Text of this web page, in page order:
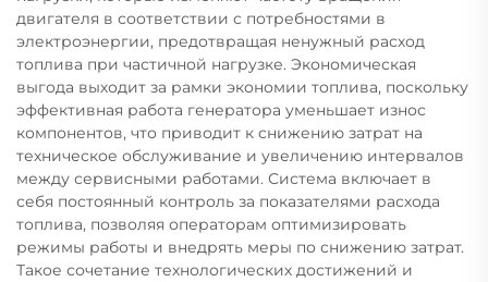
двигателя в соответствии с потребностями в
электроэнергии, предотвращая ненужный расход
топлива при частичной нагрузке. Экономическая
выгода выходит за рамки экономии топлива, поскольку
эффективная работа генератора уменьшает износ
компонентов, что приводит к снижению затрат на
техническое обслуживание и увеличению интервалов
между сервисными работами. Система включает в
себя постоянный контроль за показателями расхода
топлива, позволяя операторам оптимизировать
режимы работы и внедрять меры по снижению затрат.
Такое сочетание технологических достижений и